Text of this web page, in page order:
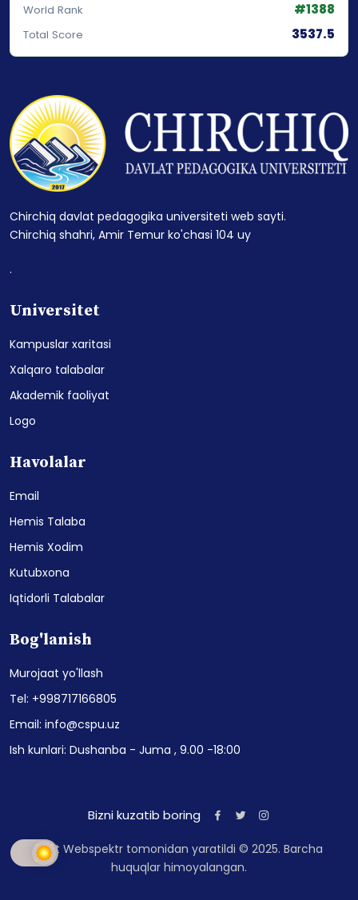
World Rank #1388
Total Score 3537.5
Chirchiq davlat pedagogika universiteti web sayti.
Chirchiq shahri, Amir Temur ko'chasi 104 uy
.
Universitet
Kampuslar xaritasi
Xalqaro talabalar
Akademik faoliyat
Logo
Havolalar
Email
Hemis Talaba
Hemis Xodim
Kutubxona
Iqtidorli Talabalar
Bog'lanish
Murojaat yo'llash
Tel: +998717166805
Email: info@cspu.uz
Ish kunlari: Dushanba - Juma , 9.00 -18:00
Bizni kuzatib boring
Sayt Webspektr tomonidan yaratildi © 2025. Barcha
huquqlar himoyalangan.